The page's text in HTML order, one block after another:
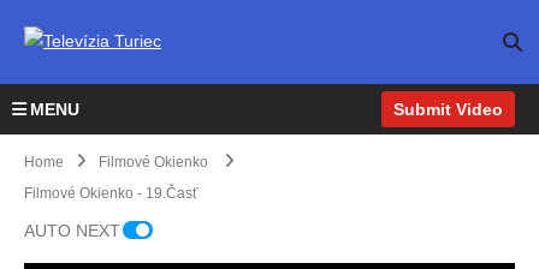
MENU Submit Video
Home
Filmové Okienko
Filmové Okienko - 19.časť
AUTO NEXT